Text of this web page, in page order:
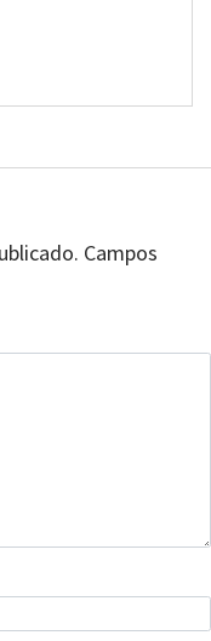
Campos